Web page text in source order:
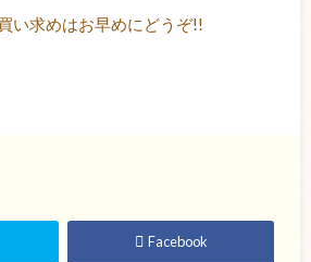
い求めはお早めにどうぞ!!
Facebook